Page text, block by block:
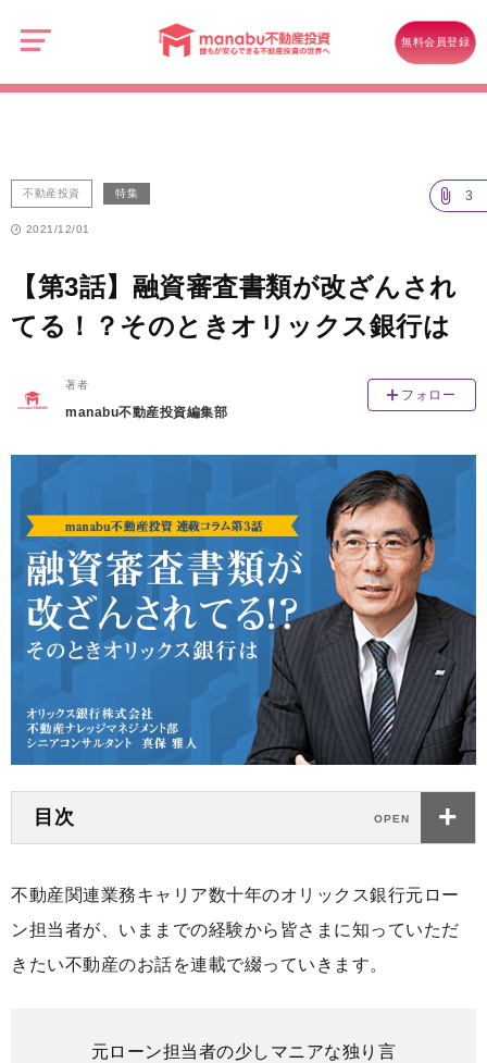
無料会員登録
【第3話】融資審査書類が改ざんされてる！？そのときオリックス銀行は
不動産投資 特集 3
2021/12/01
【第3話】融資審査書類が改ざんされ
てる！？そのときオリックス銀行は
著者
manabu不動産投資編集部
フォロー
目次
不動産関連業務キャリア数十年のオリックス銀行元ロー
ン担当者が、いままでの経験から皆さまに知っていただ
きたい不動産のお話を連載で綴っていきます。
元ローン担当者の少しマニアな独り言